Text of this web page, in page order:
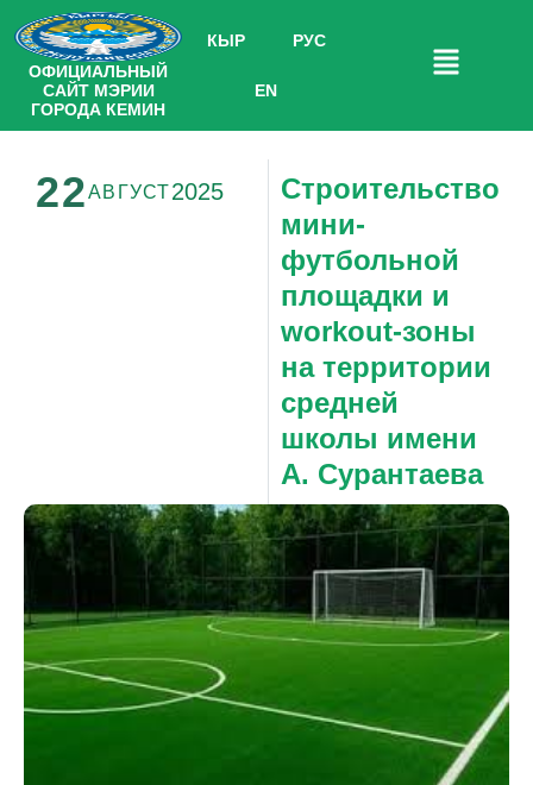
ОФИЦИАЛЬНЫЙ
САЙТ МЭРИИ
ГОРОДА КЕМИН
КЫР РУС
EN
22АВГУСТ2025
Строительство
мини-
футбольной
площадки и
workout-зоны
на территории
средней
школы имени
А. Сурантаева